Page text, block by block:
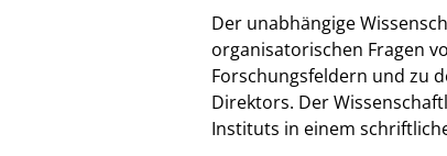
Der unabhängige
organisatorischen Fragen
Forschungsfeldern und zu
Direktors. Der
Instituts in einem